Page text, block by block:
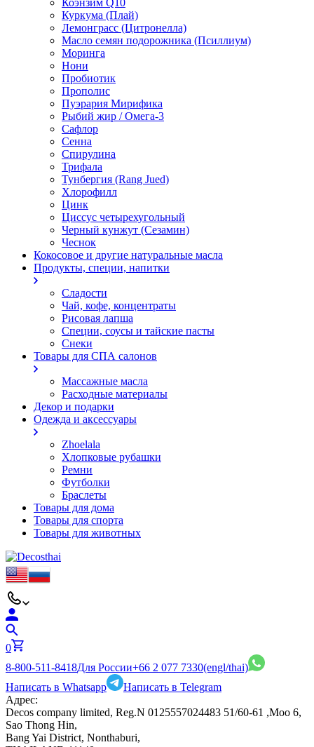
Коэнзим Q10
Куркума (Плай)
Лемонграсс (Цитронелла)
Масло семян подорожника (Псиллиум)
Моринга
Нони
Пробиотик
Прополис
Пуэрария Мирифика
Рыбий жир / Омега-3
Сафлор
Сенна
Спирулина
Трифала
Тунбергия (Rang Jued)
Хлорофилл
Цинк
Циссус четырехугольный
Черный кунжут (Сезамин)
Чеснок
Кокосовое и другие натуральные масла
Продукты, специи, напитки
Сладости
Чай, кофе, концентраты
Рисовая лапша
Специи, соусы и тайские пасты
Снеки
Товары для СПА салонов
Массажные масла
Расходные материалы
Декор и подарки
Одежда и аксессуары
Zhoelala
Хлопковые рубашки
Ремни
Футболки
Браслеты
Товары для дома
Товары для спорта
Товары для животных
0
8-800-511-8418Для России+66 2 077 7330(engl/thai)
Написать в Whatsapp
Написать в Telegram
Адрес:
Decos company limited, Reg.N 0125557024483 51/60-61 ,Moo 6,
Sao Thong Hin,
Bang Yai District, Nonthaburi,